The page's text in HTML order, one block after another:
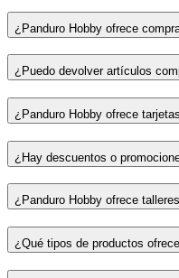
¿Panduro Hobby ofrece
¿Puedo devolver artículos
¿Panduro Hobby ofrece
¿Hay descuentos o
¿Panduro Hobby ofrece
¿Qué tipos de productos